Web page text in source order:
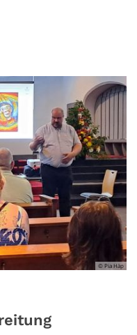
© Pia Häp